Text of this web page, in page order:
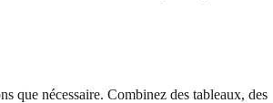
que nécessaire. Combinez des tableaux, des